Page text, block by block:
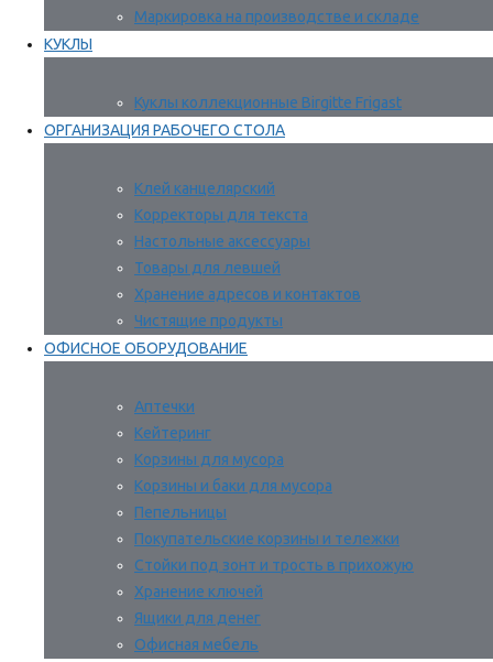
Маркировка на производстве и складе
КУКЛЫ
Куклы коллекционные Birgitte Frigast
ОРГАНИЗАЦИЯ РАБОЧЕГО СТОЛА
Клей канцелярский
Корректоры для текста
Настольные аксессуары
Товары для левшей
Хранение адресов и контактов
Чистящие продукты
ОФИСНОЕ ОБОРУДОВАНИЕ
Аптечки
Кейтеринг
Корзины для мусора
Корзины и баки для мусора
Пепельницы
Покупательские корзины и тележки
Стойки под зонт и трость в прихожую
Хранение ключей
Ящики для денег
Офисная мебель